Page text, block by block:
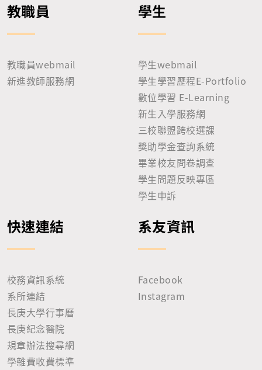
教職員
教職員webmail
新進教師服務網
學生
學生webmail
學生學習歷程E-Portfolio
數位學習 E-Learning
新生入學服務網
三校聯盟跨校選課
獎助學金查詢系統
畢業校友問卷調查
學生問題反映專區
學生申訴
快速連結
校務資訊系統
系所連結
長庚大學行事曆
長庚紀念醫院
規章辦法搜尋網
學雜費收費標準
系友資訊
Facebook
Instagram